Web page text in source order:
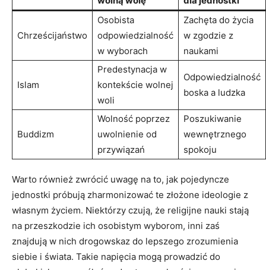
Chrześcijaństwo
Osobista
odpowiedzialność
w wyborach
Zachęta⁣ do życia
w zgodzie z
naukami
Islam
Predestynacja w ​
kontekście wolnej
⁤woli
Odpowiedzialność
boska a​ ludzka
Buddizm
Wolność poprzez
uwolnienie od
przywiązań
Poszukiwanie
wewnętrznego
spokoju
Warto również zwrócić uwagę ⁤na to, ⁣jak pojedyncze
jednostki próbują zharmonizować‍ te złożone ideologie z
własnym życiem. Niektórzy czują, że‌ religijne nauki stają
na przeszkodzie ich osobistym wyborom, inni zaś
znajdują⁢ w nich drogowskaz do lepszego zrozumienia
siebie i świata. Takie napięcia mogą ​prowadzić do